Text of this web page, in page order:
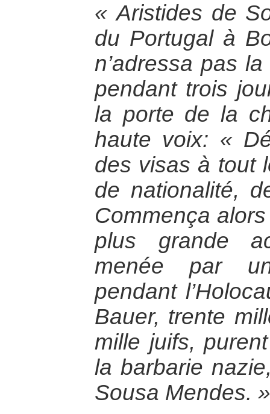
« Aristides de
du Portugal à
n’adressa pas
pendant trois
la porte de la
haute voix: «
des visas à tout
de nationalité,
Commença
plus grande
menée par
pendant
Bauer, trente
mille juifs,
la barbarie
Sousa Mendes. »